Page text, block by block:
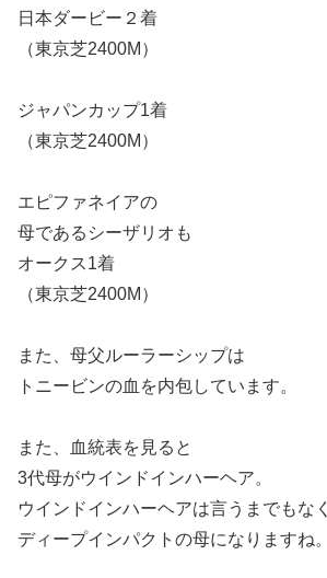
日本ダービー２着
（東京芝2400M）
ジャパンカップ1着
（東京芝2400M）
エピファネイアの
母であるシーザリオも
オークス1着
（東京芝2400M）
また、母父ルーラーシップは
トニービンの血を内包しています。
また、血統表を見ると
3代母がウインドインハーヘア。
ウインドインハーヘアは言うまでもなく
ディープインパクトの母になりますね。